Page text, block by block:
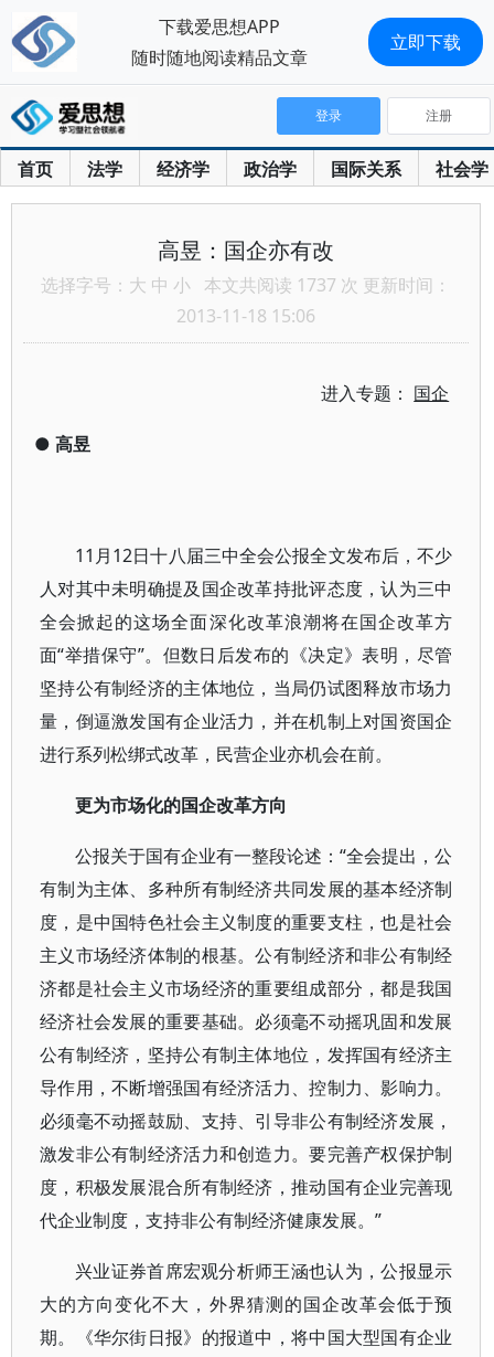
首页 法学 经济学 政治学 国际关系 社会学
登录 注册
高昱：国企亦有改
选择字号： 大 中 小 本文共阅读 1737 次 更新时间：
2013-11-18 15:06
进入专题： 国企
● 高昱
11月12日十八届三中全会公报全文发布后，不少
人对其中未明确提及国企改革持批评态度，认为三中
全会掀起的这场全面深化改革浪潮将在国企改革方
面“举措保守”。但数日后发布的《决定》表明，尽管
坚持公有制经济的主体地位，当局仍试图释放市场力
量，倒逼激发国有企业活力，并在机制上对国资国企
进行系列松绑式改革，民营企业亦机会在前。
更为市场化的国企改革方向
公报关于国有企业有一整段论述：“全会提出，公
有制为主体、多种所有制经济共同发展的基本经济制
度，是中国特色社会主义制度的重要支柱，也是社会
主义市场经济体制的根基。公有制经济和非公有制经
济都是社会主义市场经济的重要组成部分，都是我国
经济社会发展的重要基础。必须毫不动摇巩固和发展
公有制经济，坚持公有制主体地位，发挥国有经济主
导作用，不断增强国有经济活力、控制力、影响力。
必须毫不动摇鼓励、支持、引导非公有制经济发展，
激发非公有制经济活力和创造力。要完善产权保护制
度，积极发展混合所有制经济，推动国有企业完善现
代企业制度，支持非公有制经济健康发展。”
兴业证券首席宏观分析师王涵也认为，公报显示
大的方向变化不大，外界猜测的国企改革会低于预
期。《华尔街日报》的报道中，将中国大型国有企业
下载爱思想APP
随时随地阅读精品文章
立即下载